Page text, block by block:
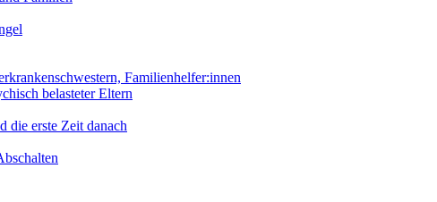
Familienhelfer:innen
belasteter Eltern
die erste Zeit danach